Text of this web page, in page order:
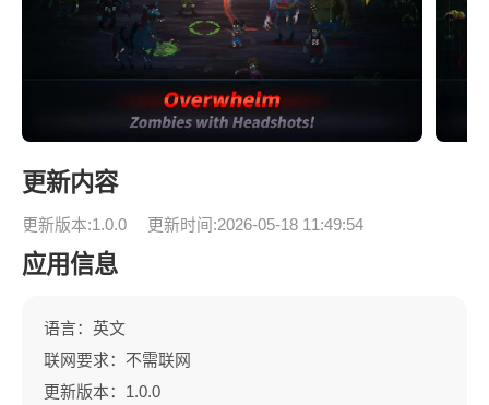
更新内容
更新版本:1.0.0 更新时间:2026-05-18 11:49:54
应用信息
语言：英文
联网要求：不需联网
更新版本：1.0.0